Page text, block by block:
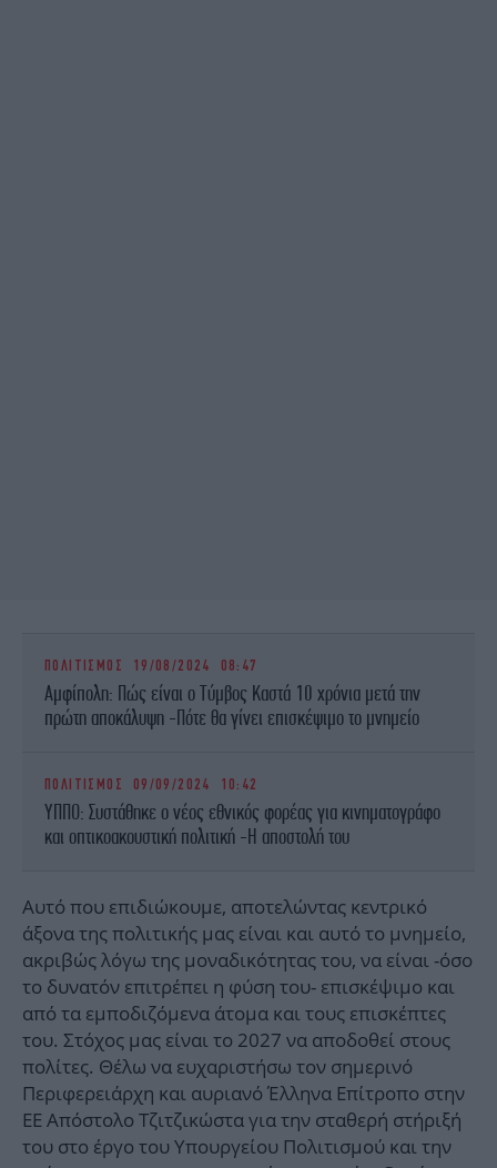
ΠΟΛΙΤΙΣΜΟΣ 19/08/2024 08:47
Αμφίπολη: Πώς είναι ο Τύμβος Καστά 10 χρόνια μετά την
πρώτη αποκάλυψη -Πότε θα γίνει επισκέψιμο το μνημείο
ΠΟΛΙΤΙΣΜΟΣ 09/09/2024 10:42
ΥΠΠΟ: Συστάθηκε ο νέος εθνικός φορέας για κινηματογράφο
και οπτικοακουστική πολιτική -Η αποστολή του
Αυτό που επιδιώκουμε, αποτελώντας κεντρικό
άξονα της πολιτικής μας είναι και αυτό το μνημείο,
ακριβώς λόγω της μοναδικότητας του, να είναι -όσο
το δυνατόν επιτρέπει η φύση του- επισκέψιμο και
από τα εμποδιζόμενα άτομα και τους επισκέπτες
του. Στόχος μας είναι το 2027 να αποδοθεί στους
πολίτες. Θέλω να ευχαριστήσω τον σημερινό
Περιφερειάρχη και αυριανό Έλληνα Επίτροπο στην
ΕΕ Απόστολο Τζιτζικώστα για την σταθερή στήριξή
του στο έργο του Υπουργείου Πολιτισμού και την